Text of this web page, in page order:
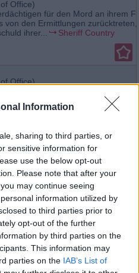
Information
sharing to third parties, or
sensitive information for
use the below opt-out
Please note that after your
may continue seeing
information utilized by
to third parties prior to
opt-out of the further
by third parties on the
This information may
parties on the IAB’s List of
Office)
für den Mord an ihrem
von den Ermittlungen
ihrer...
Sheriff Country
Office)
von den Ermittlungen
ihrer...
Sheriff Country
Sixth Man)
Geldtransporter erschüttert die
die Ermittlungen und muss
Bevölkerung...
Sheriff
Sixth Man)
erschüttert die
die Ermittlungen und muss
Bevölkerung...
Sheriff